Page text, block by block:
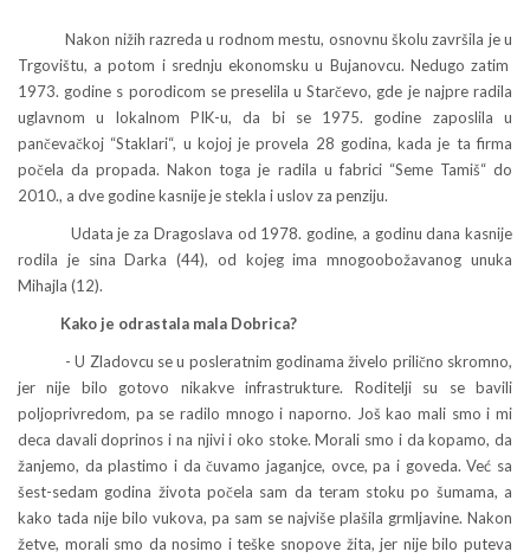
Nakon nižih razreda u rodnom mestu, osnovnu školu završila je u
Trgovištu, a potom i srednju ekonomsku u Bujanovcu. Nedugo zatim
1973. godine s porodicom se preselila u Starčevo, gde je najpre radila
uglavnom u lokalnom PIK-u, da bi se 1975. godine zaposlila u
pančevačkoj “Staklari“, u kojoj je provela 28 godina, kada je ta firma
počela da propada. Nakon toga je radila u fabrici “Seme Tamiš“ do
2010., a dve godine kasnije je stekla i uslov za penziju.
Udata je za Dragoslava od 1978. godine, a godinu dana kasnije
rodila je sina Darka (44), od kojeg ima mnogoobožavanog unuka
Mihajla (12).
Kako je odrastala mala Dobrica?
- U Zladovcu se u posleratnim godinama živelo prilično skromno,
jer nije bilo gotovo nikakve infrastrukture. Roditelji su se bavili
poljoprivredom, pa se radilo mnogo i naporno. Još kao mali smo i mi
deca davali doprinos i na njivi i oko stoke. Morali smo i da kopamo, da
žanjemo, da plastimo i da čuvamo jaganjce, ovce, pa i goveda. Već sa
šest-sedam godina života počela sam da teram stoku po šumama, a
kako tada nije bilo vukova, pa sam se najviše plašila grmljavine. Nakon
žetve, morali smo da nosimo i teške snopove žita, jer nije bilo puteva